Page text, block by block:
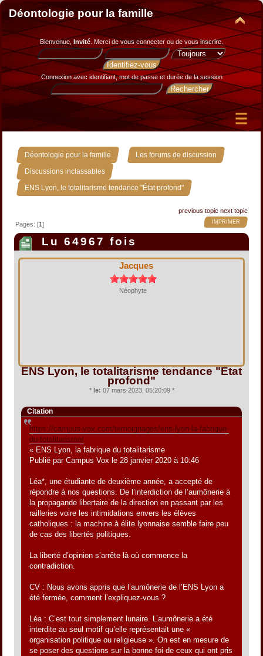
Déontologie pour la famille
Bienvenue, Invité. Merci devous connecter ou de vous inscrire.
Connexion avec identifiant, mot de passe et durée de la session
Déontologie pour la famille » Les forums de discussion »
Discussions inclassables »
ENS Lyon, le totalitarisme tendance "État profond"
previous topic next topic
IMPRIMER
Pages: [1]
Lu 64967 fois
Jacques
Néophyte
ENS Lyon, le totalitarisme tendance "État
profond"
* le: 07 mars 2023, 05:20:09 *
Citation
https://campus-vox.com/temoignages/ens-lyon-la-fabrique-
du-totalitarisme/
« ENS Lyon, la fabrique du totalitarisme
Publié par Campus Vox le 28 janvier 2020 à 10:46
Léa*, une étudiante de deuxième année, a accepté de
répondre à nos questions. De l’interdiction de l’aumônerie à
la propagande libertaire de la direction en passant par les
railleries voire les intimidations envers les élèves
catholiques : la machine à élite lyonnaise semble faire peu
de cas des libertés politiques.
La liberté d’opinion s’arrête là où commence la
contradiction.
CV : Nous avons appris que l’aumônerie de l’ENS Lyon a
été fermée, comment l’expliquez-vous ?
Léa : C’est tout simplement lunaire. L’aumônerie a été
interdite au seul motif qu’elle représentait une «
organisation politique ou religieuse ». On est en mesure de
se poser des questions sur la bonne foi de ceux qui ont pris